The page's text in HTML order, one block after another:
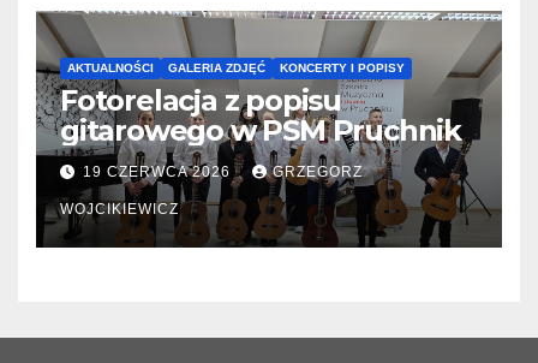
AKTUALNOŚCI GALERIA ZDJĘĆ KONCERTY I POPISY
Fotorelacja z popisu
gitarowego w PSM Pruchnik
19 CZERWCA 2026 GRZEGORZ
WOJCIKIEWICZ